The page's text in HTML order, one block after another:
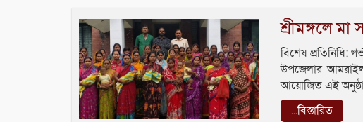
শ্রীমঙ্গলে
বিশেষ প্রতিনিধি:
উপজেলার আমরাইল
আয়োজিত এই
...বিস্তারিত